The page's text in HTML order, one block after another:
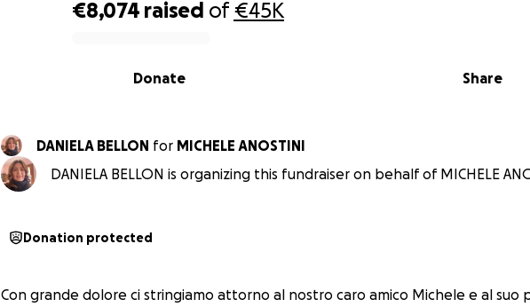
€8,074 raised of€45K
Share
Donate
DANIELA BELLON for MICHELE ANOSTINI
DANIELA BELLON is organizing this fundraiser on behalf of MICHELE
Donation protected
Con grande dolore ci stringiamo attorno al nostro caro amico Michele e al suo